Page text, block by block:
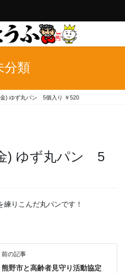
分類
) ゆず丸パン 5個入り ￥520
) ゆず丸パン 5
りこんだ丸パンです！
前の記事
熊野市と高齢者見守り活動協定